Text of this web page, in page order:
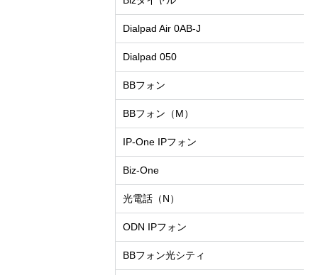
Dialpad Air 0AB-J
Dialpad 050
BBフォン
BBフォン（M）
IP-One IPフォン
Biz-One
光電話（N）
ODN IPフォン
BBフォン光シティ